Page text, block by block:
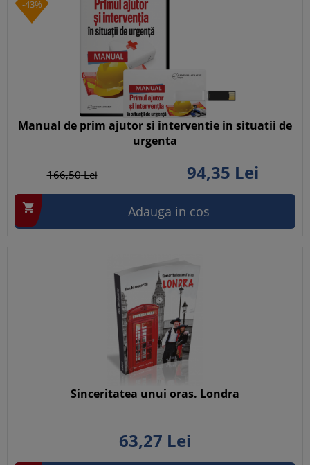
-43%
Manual de prim ajutor si interventie in situatii de
urgenta
166,50Lei 94,35 Lei
 Adauga in cos
Sinceritatea unui oras. Londra
63,27 Lei